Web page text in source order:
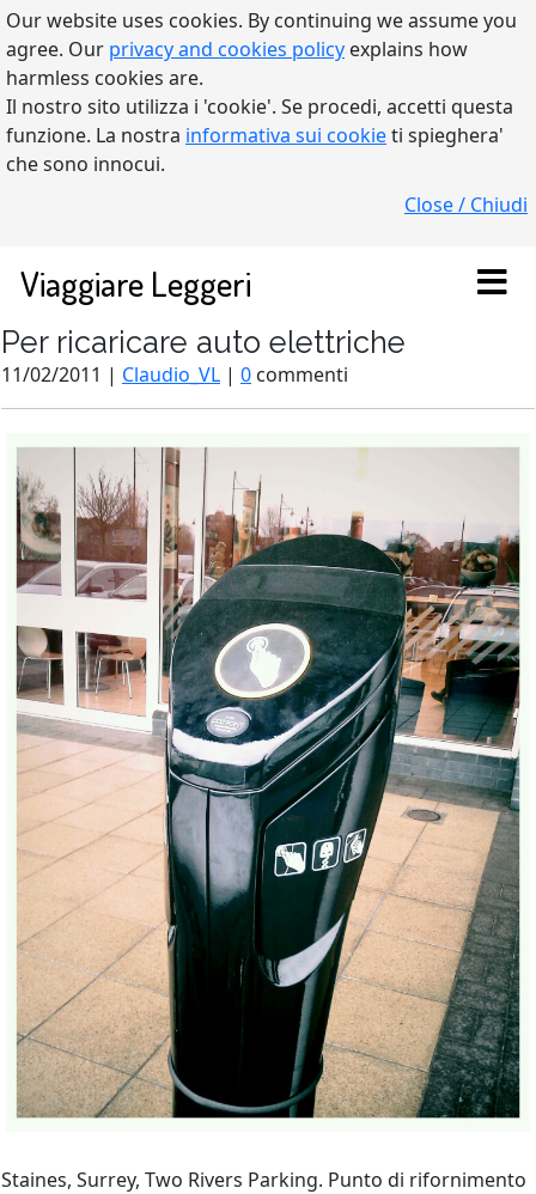
Our website uses cookies. By continuing we assume you
agree. Our privacy and cookies policy explains how
harmless cookies are.
Il nostro sito utilizza i 'cookie'. Se procedi, accetti questa
funzione. La nostra informativa sui cookieti spieghera'
che sono innocui.
Close / Chiudi
Viaggiare Leggeri
Per ricaricare auto elettriche
11/02/2011 | Claudio_VL | 0 commenti
Staines, Surrey, Two Rivers Parking. Punto di rifornimento